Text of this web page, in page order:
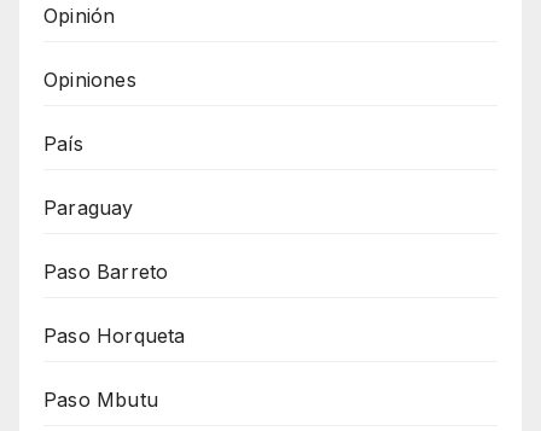
Opinión
Opiniones
País
Paraguay
Paso Barreto
Paso Horqueta
Paso Mbutu